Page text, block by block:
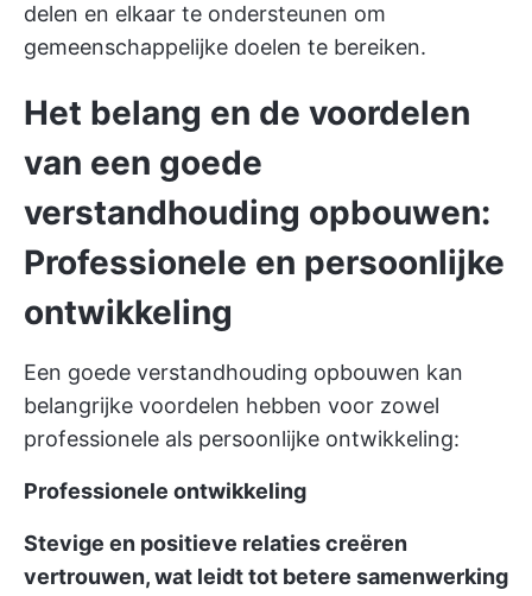
delen en elkaar te ondersteunen om
gemeenschappelijke doelen te bereiken.
Het belang en de voordelen
van een goede
verstandhouding opbouwen:
Professionele en persoonlijke
ontwikkeling
Een goede verstandhouding opbouwen kan
belangrijke voordelen hebben voor zowel
professionele als persoonlijke ontwikkeling:
Professionele ontwikkeling
Stevige en positieve relaties creëren
vertrouwen, wat leidt tot betere samenwerking